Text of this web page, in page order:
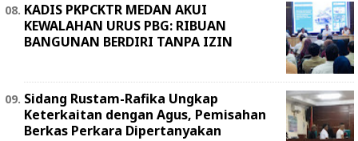
KADIS PKPCKTR MEDAN AKUI
KEWALAHAN URUS PBG: RIBUAN
BANGUNAN BERDIRI TANPA IZIN
Sidang Rustam-Rafika Ungkap
Keterkaitan dengan Agus, Pemisahan
Berkas Perkara Dipertanyakan